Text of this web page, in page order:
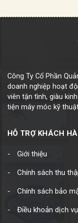
Công Ty Cổ Phần
doanh nghiệp hoạt
viên tận tình, giàu
tiện máy móc kỹ
HỖ TRỢ KHÁCH
Giới thiệu
Chính sách thu
Chính sách bảo
Điều khoản dịch vụ